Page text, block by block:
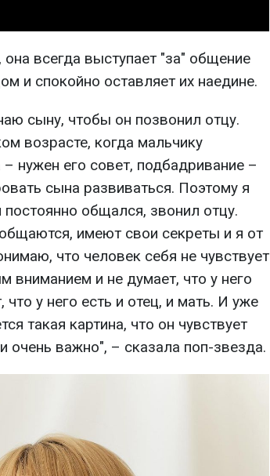
всегда выступает "за" общение
и спокойно оставляет их наедине.
сыну, чтобы он позвонил отцу.
возрасте, когда мальчику
нужен его совет, подбадривание –
сына развиваться. Поэтому я
общался, звонил отцу.
имеют свои секреты и я от
что человек себя не чувствует
вниманием и не думает, что у него
у него есть и отец, и мать. И уже
такая картина, что он чувствует
очень важно", – сказала поп-звезда.